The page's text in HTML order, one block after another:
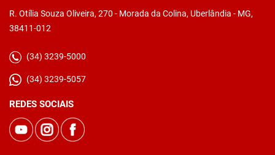
R. Otília Souza Oliveira, 270 - Morada da Colina, Uberlândia - MG,
38411-012
(34) 3239-5000
(34) 3239-5057
REDES SOCIAIS